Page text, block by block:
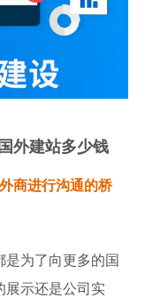
外建站多少钱
商进行沟通的桥
为了向更多的国
展示还是公司实